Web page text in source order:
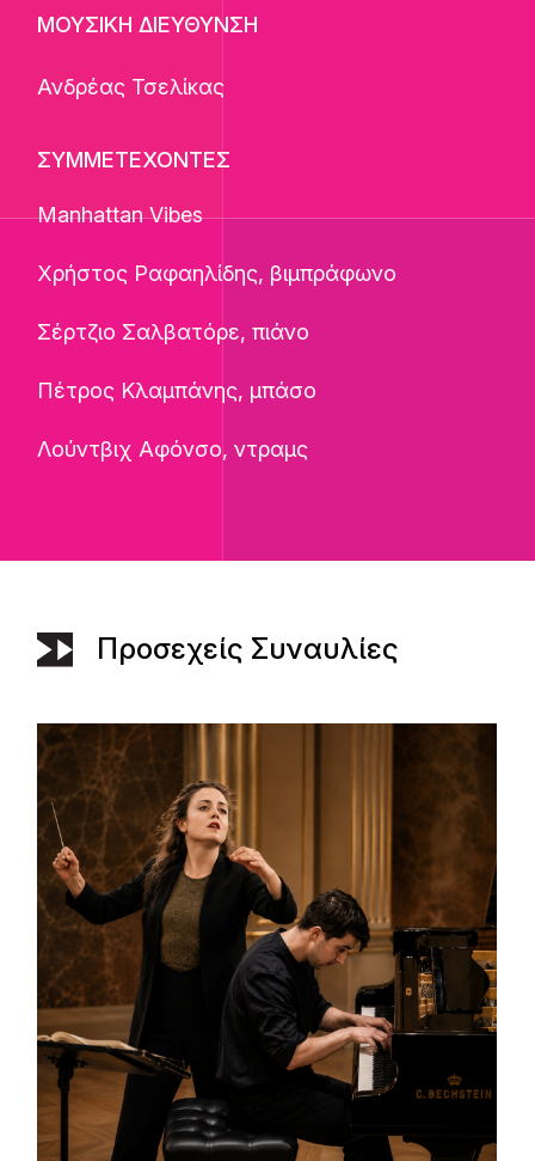
ΜΟΥΣΙΚΗ ΔΙΕΥΘΥΝΣΗ
Ανδρέας Τσελίκας
ΣΥΜΜΕΤΕΧΟΝΤΕΣ
Manhattan Vibes
Χρήστος Ραφαηλίδης, βιμπράφωνο
Σέρτζιο Σαλβατόρε, πιάνο
Πέτρος Κλαμπάνης, μπάσο
Λούντβιχ Αφόνσο, ντραμς
Προσεχείς Συναυλίες